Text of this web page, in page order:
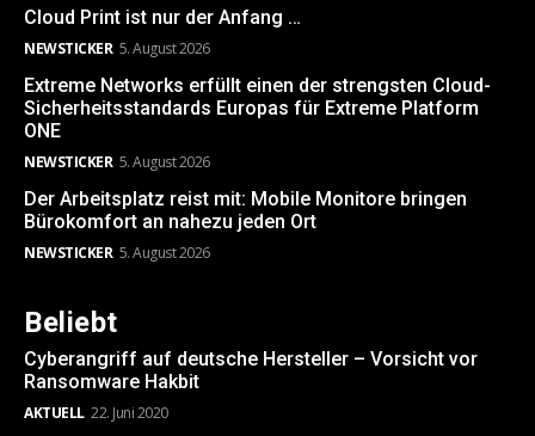
Cloud Print ist nur der Anfang …
NEWSTICKER 5. August 2026
Extreme Networks erfüllt einen der strengsten Cloud-
Sicherheitsstandards Europas für Extreme Platform
ONE
NEWSTICKER 5. August 2026
Der Arbeitsplatz reist mit: Mobile Monitore bringen
Bürokomfort an nahezu jeden Ort
NEWSTICKER 5. August 2026
Beliebt
Cyberangriff auf deutsche Hersteller – Vorsicht vor
Ransomware Hakbit
AKTUELL 22. Juni 2020